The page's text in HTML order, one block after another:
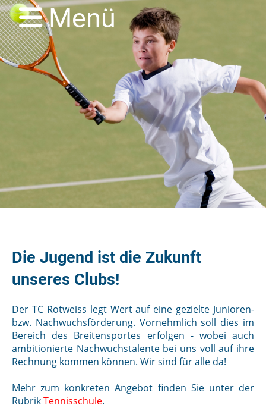
Menü
Die Jugend ist die Zukunft
unseres Clubs!
Der TC Rotweiss legt Wert auf eine gezielte Junioren-
bzw. Nachwuchsförderung. Vornehmlich soll dies im
Bereich des Breitensportes erfolgen - wobei auch
ambitionierte Nachwuchstalente bei uns voll auf ihre
Rechnung kommen können. Wir sind für alle da!
Mehr zum konkreten Angebot finden Sie unter der
RubrikTennisschule.